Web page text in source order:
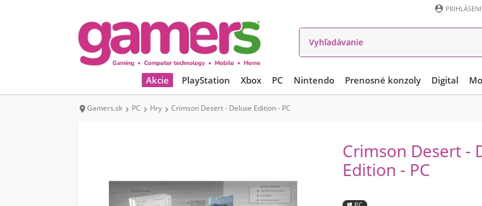

Akcie PlayStation Xbox PC Nintendo Prenosné konzoly Digital
Gamers.sk  PC  Hry  Crimson Desert - Deluxe Edition - PC
Crimson Desert -
Edition - PC